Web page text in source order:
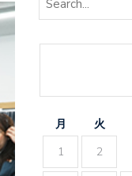
月 火
1
2